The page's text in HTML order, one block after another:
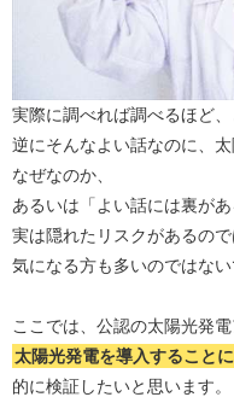
実際に調べれば調べるほど、
逆にそんなよい話なのに、
なぜなのか、
あるいは「よい話には裏が
実は隠れたリスクがあるので
気になる方も多いのではな
ここでは、公認の太陽光発電
太陽光発電を導入すること
的に検証したいと思います。